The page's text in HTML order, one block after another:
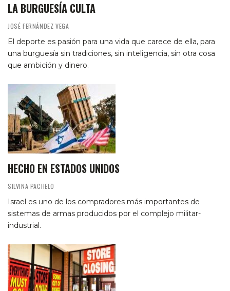
LA BURGUESÍA CULTA
JOSÉ FERNÁNDEZ VEGA
El deporte es pasión para una vida que carece de ella, para
una burguesía sin tradiciones, sin inteligencia, sin otra cosa
que ambición y dinero.
HECHO EN ESTADOS UNIDOS
SILVINA PACHELO
Israel es uno de los compradores más importantes de
sistemas de armas producidos por el complejo militar-
industrial.